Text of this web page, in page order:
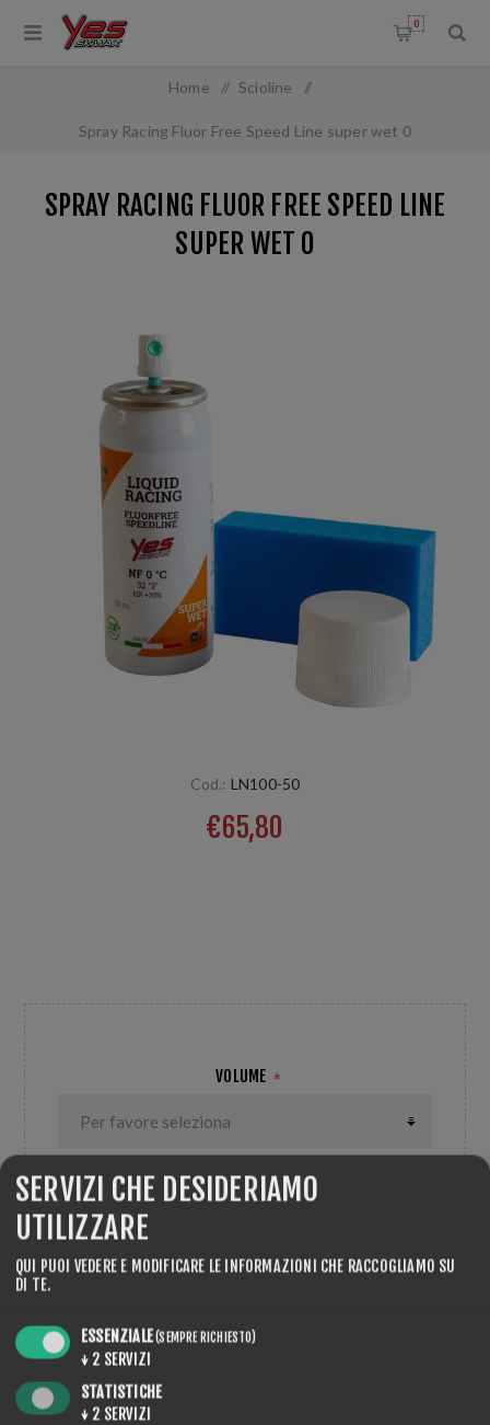
0
Home / Scioline /
Spray Racing Fluor Free Speed Line super wet 0
SPRAY RACING FLUOR FREE SPEED LINE
SUPER WET 0
Cod.: LN100-50
€65,80
VOLUME *
QUANTITÀ: ACQUISTA
CONDIVIDERE:
SERVIZI CHE DESIDERIAMO
UTILIZZARE
QUI PUOI VEDERE E MODIFICARE LE INFORMAZIONI CHE RACCOGLIAMO SU
DI TE.
ESSENZIALE(SEMPRE RICHIESTO)
↓ 2 SERVIZI
STATISTICHE
↓ 2 SERVIZI